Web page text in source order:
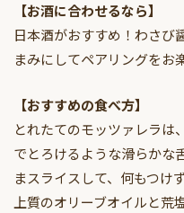
【お酒に合わせるなら】
日本酒がおすすめ！わさび
まみにしてペアリングをお
【おすすめの食べ方】
とれたてのモッツァレラは
でとろけるような滑らかな
まスライスして、何もつけ
上質のオリーブオイルと荒